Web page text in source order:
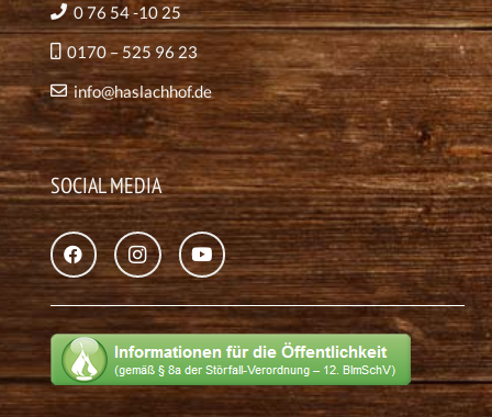
0 76 54 -10 25
0170 – 525 96 23
info@haslachhof.de
SOCIAL MEDIA